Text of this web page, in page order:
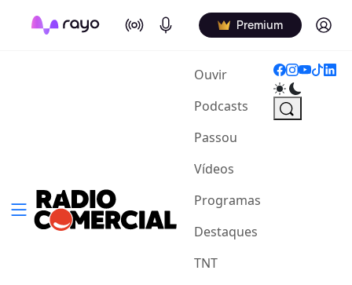
On Air Podcasts Premium Log in
Ouvir(current)
Podcasts
Passou
Vídeos
Programas
Destaques
TNT